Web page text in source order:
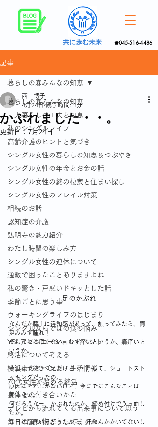
☎045-516-4486
共に歩む未来
記事
暮らしの森みんなの知恵
一人暮らしの工夫と知恵
私のシングルライフ
高齢介護のヒントと気づき
シングル女性の暮らしの知恵＆つぶやき
シングル女性の年金とお金の話
シングル女性の終の棲家と住まい探し
シングル女性のフレイル対策
相続のお話
認知症の介護
弘明寺の魅力紹介
わたし時間の楽しみ方
シングル女性の連休について
通販で困ったことありますよね
私の驚き・戸惑いドキッとした話
季節ごとに思う事
ウォーキングライフのはじまり
シングルならではの食の悩み
YSLアソシエーションイベント
終活について考える
横浜市のイベント・生活情報
70代女性が始める終活
身体との付き合いかた
テレビから流れてくる出来事について思う
毎日の買い物どうしてますか
暮らしの森みんなの知恵
かぶれました・・。
西 博子
4月24日 読了時間: 1分
更新日： 7月24日
足のかぶれ
なんだか膝上に違和感があって、触ってみたら、両
足みみず腫れ！
そんなには痒くない、むず痒いというか、痛痒いと
いうか。
今日は手抜き（足だけど・・）して、ショートスト
ッキングだったの。
原因はそれしかないけど、今までにこんなことは一
度もない。
何だろうなー。かぶれたのか、締め付けでうっ血し
たか。
今日は肌寒い日だったから、汗なんかかいてないし